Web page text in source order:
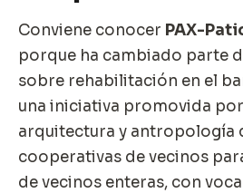
Conviene conocer PAX-
porque ha cambiado parte
sobre rehabilitación en el
una iniciativa promovida
arquitectura y antropología
cooperativas de vecinos
de vecinos enteras, con